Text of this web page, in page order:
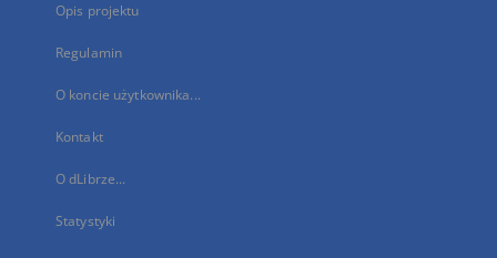
Opis projektu
Regulamin
O koncie użytkownika...
Kontakt
O dLibrze...
Statystyki